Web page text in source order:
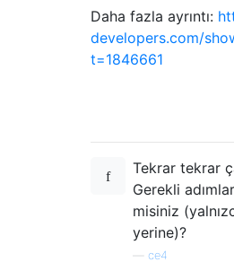
Daha fazla ayrıntı:
developers.com/
t=1846661
Tekrar tekrar
Gerekli
misiniz
yerine)?
ce4